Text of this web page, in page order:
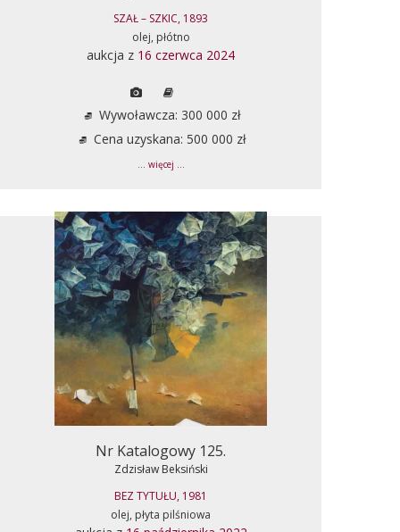
SZAŁ – SZKIC, 1893
olej, płótno
aukcja z 16 czerwca 2024
Wywoławcza: 300 000 zł
Cena uzyskana: 500 000 zł
... więcej ...
Nr Katalogowy 125.
Zdzisław Beksiński
BEZ TYTUŁU, 1981
olej, płyta pilśniowa